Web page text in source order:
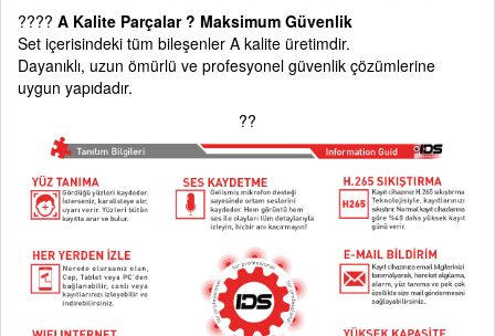
???? A Kalite Parçalar ? Maksimum Güvenlik
Set içerisindeki tüm bileşenler A kalite üretimdir.
Dayanıklı, uzun ömürlü ve profesyonel güvenlik çözümlerine
uygun yapıdadır.
??